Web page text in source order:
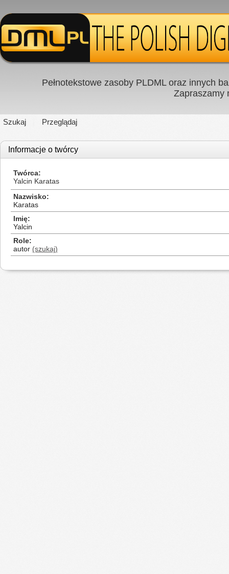
Pełnotekstowe zasoby PLDML oraz innych
Zapraszamy
Szukaj Przeglądaj
Informacje o twórcy
Twórca
Yalcin Karatas
Nazwisko
Karatas
Imię
Yalcin
Role
autor (szukaj)